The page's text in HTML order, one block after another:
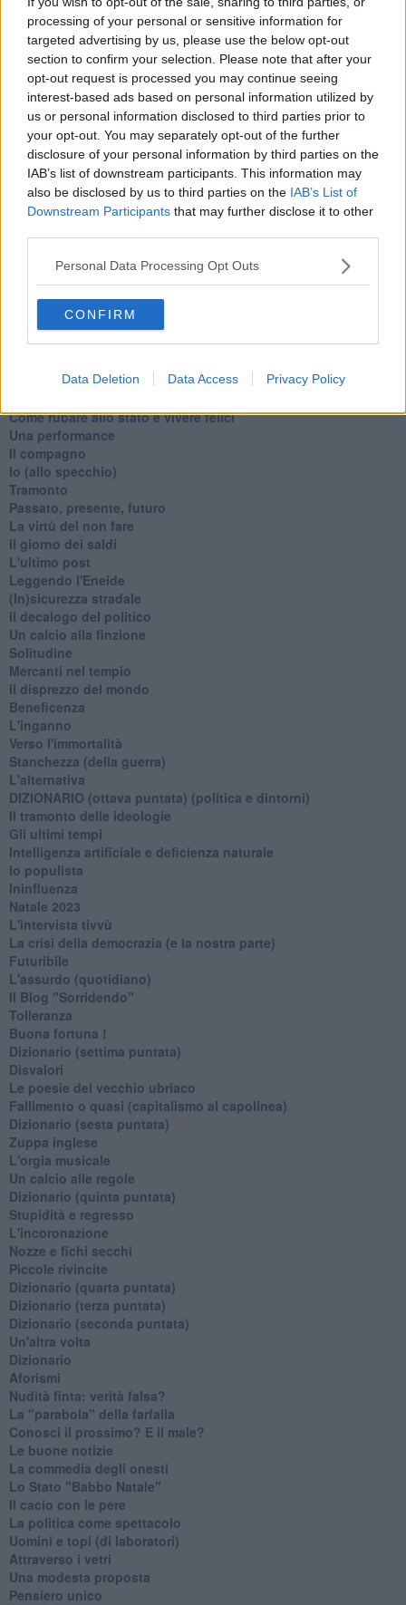
processing of your personal or sensitive information for
targeted advertising by us, please use the below opt-out
section to confirm your selection. Please note that after your
opt-out request is processed you may continue seeing
interest-based ads based on personal information utilized by
us or personal information disclosed to third parties prior to
your opt-out. You may separately opt-out of the further
disclosure of your personal information by third parties on the
IAB’s list of downstream participants. This information may
also be disclosed by us to third parties on the IAB’s List of
Downstream Participants that may further disclose it to other
Personal Data Processing Opt Outs
CONFIRM
Data Deletion Data Access Privacy Policy
Il terzo compito
L'abiura di Galileo
Fu vera gloria?
La guerricciola delle due rose
La truffa all'anziano
Alla fermata dell'autobus
La repressione sessuale per sentito dire
Diseducazione televisiva e inerzia della politica
Foto storica
Esequie solenni
Nostalgia del sangue blu
Teste calde
Non avere e non essere
Da Capodanno a Carnevale
Schizzi di fango
Sor-riso amaro
Fine anno al ristorante
La festa di Capodanno
Re e regnanti
Come rubare allo stato e vivere felici
Una performance
Il compagno
​Io (allo specchio)
Tramonto
Passato, presente, futuro
La virtù del non fare
Il giorno dei saldi
L'ultimo post
Leggendo l'Eneide
​(In)sicurezza stradale
Il decalogo del politico
Un calcio alla finzione
Solitudine
Mercanti nel tempio
Il disprezzo del mondo
Beneficenza
L'inganno
Verso l'immortalità
Stanchezza (della guerra)
L'alternativa
​DIZIONARIO (ottava puntata) (politica e dintorni)
Il tramonto delle ideologie
Gli ultimi tempi
Intelligenza artificiale e deficienza naturale
Io populista
Ininfluenza
Natale 2023
L'intervista tivvù
La crisi della democrazia (e la nostra parte)
Futuribile
L'assurdo (quotidiano)
Il Blog "Sorridendo"
Tolleranza
Buona fortuna !
​Dizionario (settima puntata)
Disvalori
Le poesie del vecchio ubriaco
Fallimento o quasi (capitalismo al capolinea)
Dizionario (sesta puntata)
Zuppa inglese
L'orgia musicale
Un calcio alle regole
Dizionario (quinta puntata)
Stupidità e regresso
L'incoronazione
Nozze e fichi secchi
Piccole rivincite
​Dizionario (quarta puntata)
​Dizionario (terza puntata)
​Dizionario (seconda puntata)
Un'altra volta
Dizionario
Aforismi
Nudità finta: verità falsa?
La "parabola" della farfalla
Conosci il prossimo? E il male?
Le buone notizie
La commedia degli onesti
Lo Stato "Babbo Natale"
Il cacio con le pere
La politica come spettacolo
Uomini e topi (di laboratori)
Attraverso i vetri
Una modesta proposta
Pensiero unico